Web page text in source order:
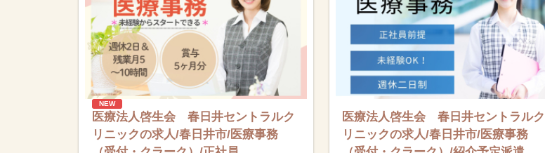
NEW
医療法人啓生会 春日井セントラルク
リニックの求人/春日井市/医療事務
医療法人啓生会 春日井セントラルク
リニックの求人/春日井市/医療事務